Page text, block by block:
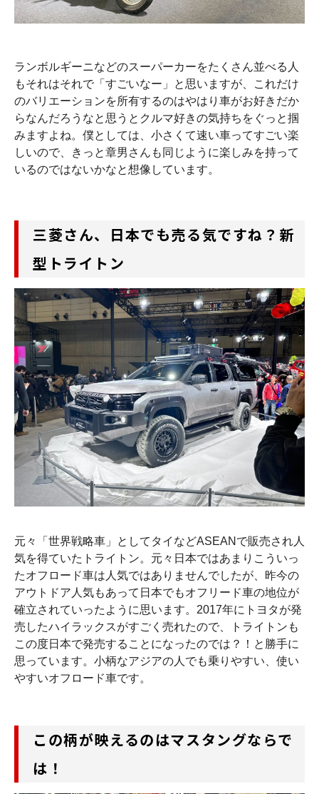
ランボルギーニなどのスーパーカーをたくさん並べる人
もそれはそれで「すごいなー」と思いますが、これだけ
のバリエーションを所有するのはやはり車がお好きだか
らなんだろうなと思うとクルマ好きの気持ちをぐっと掴
みますよね。僕としては、小さくて速い車ってすごい楽
しいので、きっと章男さんも同じように楽しみを持って
いるのではないかなと想像しています。
三菱さん、日本でも売る気ですね？新
型トライトン
元々「世界戦略車」としてタイなどASEANで販売され人
気を得ていたトライトン。元々日本ではあまりこういっ
たオフロード車は人気ではありませんでしたが、昨今の
アウトドア人気もあって日本でもオフリード車の地位が
確立されていったように思います。2017年にトヨタが発
売したハイラックスがすごく売れたので、トライトンも
この度日本で発売することになったのでは？！と勝手に
思っています。小柄なアジアの人でも乗りやすい、使い
やすいオフロード車です。
この柄が映えるのはマスタングならで
は！